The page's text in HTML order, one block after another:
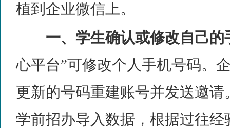
植到企业微信上。
一、学生确认或修改自己的
心平台”可修改个人手机号码。
更新的号码重建账号并发送邀
学前招办导入数据，根据过往